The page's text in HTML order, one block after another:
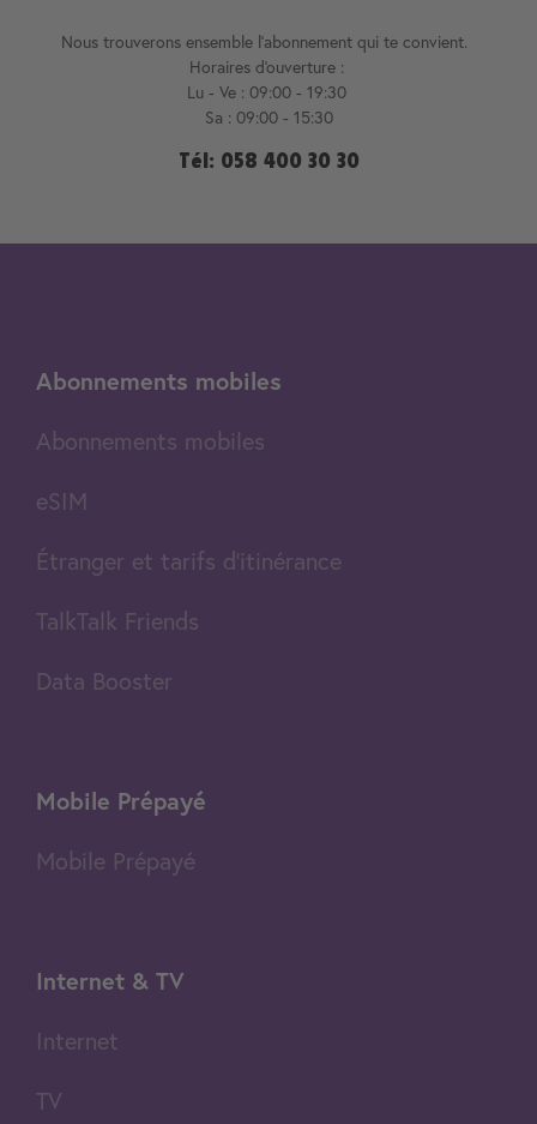
Nous trouverons ensemble l'abonnement qui te convient.
Horaires d'ouverture :
Lu - Ve : 09:00 - 19:30
Sa : 09:00 - 15:30
Tél: 058 400 30 30
Abonnements mobiles
Abonnements mobiles
eSIM
Étranger et tarifs d'itinérance
TalkTalk Friends
Data Booster
Mobile Prépayé
Mobile Prépayé
Internet & TV
Internet
TV